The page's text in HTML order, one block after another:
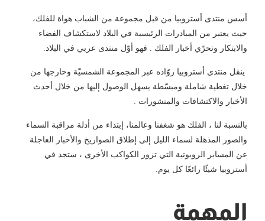
أسس منتدى أستروبيا من قبل مجموعة من الشباب هواة للفلك،
حيث يعتبر من المبادرات الرئيسية في البلاد لاستكشاف الفضاء
والابتكار وتحرّي أخبار الفلك . فهو أوّل منتدى عربي في البلاد.
ينقل منتدى أستروبيا روّاده عبر المجموعة الشمسيّة وخارجها من
خلال تغطية شاملة ومبسّطة يسهل الوصول إليها من خلال أحدث
الأخبار والاكتشافات والمنشورات .
بالنسبة لنا ، الفلك هو شغفنا وعالمنا، إبتداء من أدلة مراقبة السماء
والصور المذهلة لسماء الليل إلى إطلاق الصواريخ والأخبار العاجلة
عن المسابر الروبوتية التي تزور الكواكب الأخرى ، ستجد في
أستروبيا شيئًا رائعًا كل يوم.
المهمة